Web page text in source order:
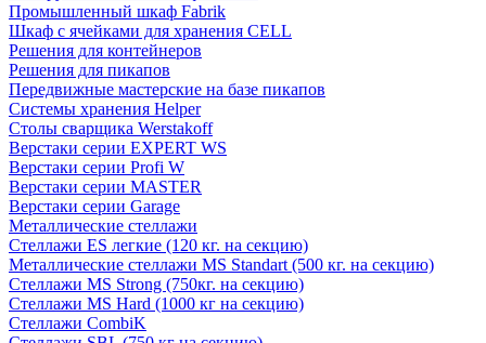
Промышленный шкаф Fabrik
Шкаф с ячейками для хранения CELL
Решения для контейнеров
Решения для пикапов
Передвижные мастерские на базе пикапов
Системы хранения Helper
Столы сварщика Werstakoff
Верстаки серии EXPERT WS
Верстаки серии Profi W
Верстаки серии MASTER
Верстаки серии Garage
Металлические стеллажи
Стеллажи ES легкие (120 кг. на секцию)
Металлические стеллажи MS Standart (500 кг. на секцию)
Стеллажи MS Strong (750кг. на секцию)
Стеллажи MS Hard (1000 кг на секцию)
Стеллажи CombiK